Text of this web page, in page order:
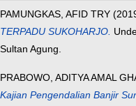
PAMUNGKAS, AFID TRY
TERPADU SUKOHARJO.
Sultan Agung.
PRABOWO, ADITYA AMAL
Kajian Pengendalian Banjir